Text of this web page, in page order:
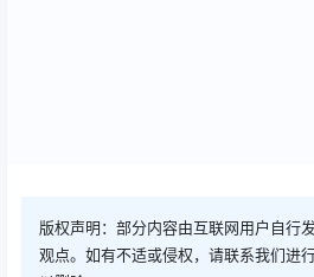
版权声明：部分内容由互联网用户自行
观点。如有不适或侵权，请联系我们进